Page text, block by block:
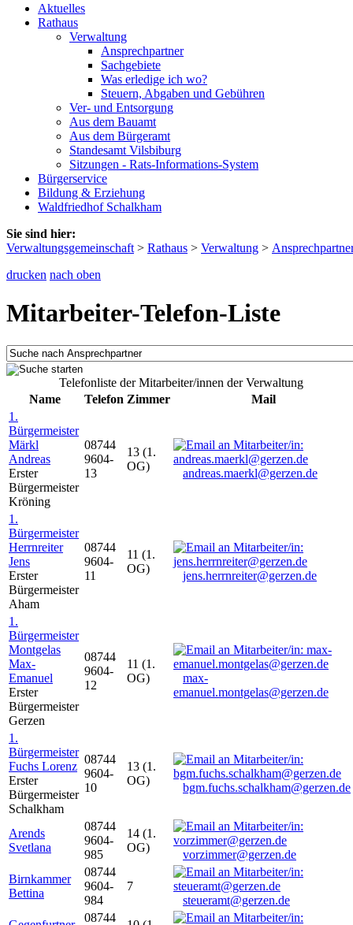
Aktuelles
Rathaus
Verwaltung
Ansprechpartner
Sachgebiete
Was erledige ich wo?
Steuern, Abgaben und Gebühren
Ver- und Entsorgung
Aus dem Bauamt
Aus dem Bürgeramt
Standesamt Vilsbiburg
Sitzungen - Rats-Informations-System
Bürgerservice
Bildung & Erziehung
Waldfriedhof Schalkham
Sie sind hier:
Verwaltungsgemeinschaft > Rathaus > Verwaltung >
drucken nach oben
Mitarbeiter-Telefon-Liste
Telefonliste der Mitarbeiter/innen der Verwaltung
Name
Telefon Zimmer
Mail
1.
Bürgermeister
Märkl
Andreas
Erster
Bürgermeister
Kröning
08744
9604-
13
13 (1.
OG)
andreas.maerkl@gerzen.de
1.
Bürgermeister
Herrnreiter
Jens
Erster
Bürgermeister
Aham
08744
9604-
11
11 (1.
OG)
jens.herrnreiter@gerzen.de
1.
Bürgermeister
Montgelas
Max-
Emanuel
Erster
Bürgermeister
Gerzen
08744
9604-
12
11 (1.
OG)
max-
emanuel.montgelas@gerzen.de
1.
Bürgermeister
Fuchs Lorenz
Erster
Bürgermeister
Schalkham
08744
9604-
10
13 (1.
OG)
bgm.fuchs.schalkham@gerzen.de
Arends
Svetlana
08744
9604-
985
14 (1.
OG)
vorzimmer@gerzen.de
Birnkammer
Bettina
08744
9604-
984
7
steueramt@gerzen.de
08744